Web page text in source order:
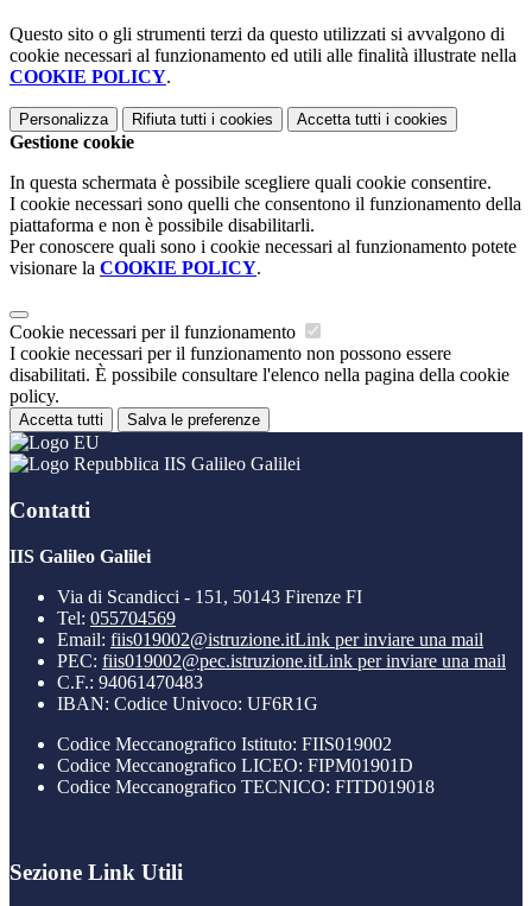
Questo sito o gli strumenti terzi da questo utilizzati si avvalgono di
cookie necessari al funzionamento ed utili alle finalità illustrate nella
COOKIE POLICY.
Personalizza Rifiuta tutti i cookies Accetta tutti i cookies
Gestione cookie
In questa schermata è possibile scegliere quali cookie consentire.
I cookie necessari sono quelli che consentono il funzionamento della
piattaforma e non è possibile disabilitarli.
Per conoscere quali sono i cookie necessari al funzionamento potete
visionare la COOKIE POLICY.
Cookie necessari per il funzionamento
I cookie necessari per il funzionamento non possono essere
disabilitati. È possibile consultare l'elenco nella pagina della cookie
policy.
Accetta tutti Salva le preferenze
IIS Galileo Galilei
Contatti
IIS Galileo Galilei
Via di Scandicci - 151, 50143 Firenze FI
Tel: 055704569
Email: fiis019002@istruzione.itLink per inviare una mail
PEC: fiis019002@pec.istruzione.itLink per inviare una mail
C.F.: 94061470483
IBAN: Codice Univoco: UF6R1G
Codice Meccanografico Istituto: FIIS019002
Codice Meccanografico LICEO: FIPM01901D
Codice Meccanografico TECNICO: FITD019018
Sezione Link Utili